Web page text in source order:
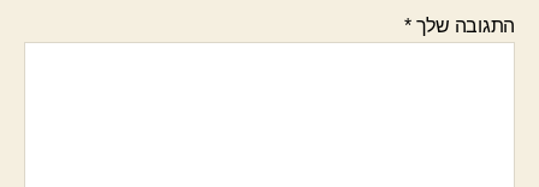
התגובה שלך*